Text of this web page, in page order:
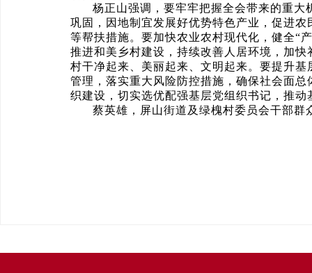
杨正山强调，要牢牢把握全会带来的重
巩固，因地制宜发展好优势特色产业，促进
等帮扶措施。要加快农业农村现代化，健全“
推进和美乡村建设，持续改善人居环境，加
村干净起来、美丽起来、文明起来。要提升
管理，落实重大风险防控措施，确保社会面
织建设，切实选优配强基层党组织书记，推
蔡英雄，屏山街道及绿槐村委员会干部